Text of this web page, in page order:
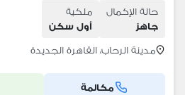
حالة الإكمال
جاهز
ملكية
أول سكن
مدينة الرحاب، القاهرة الجديدة
مكالمة